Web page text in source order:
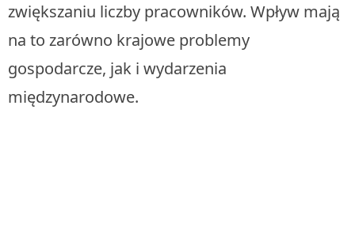
zwiększaniu liczby pracowników. Wpływ mają
na to zarówno krajowe problemy
gospodarcze, jak i wydarzenia
międzynarodowe.